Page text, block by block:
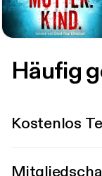
Häufig
Kostenlos